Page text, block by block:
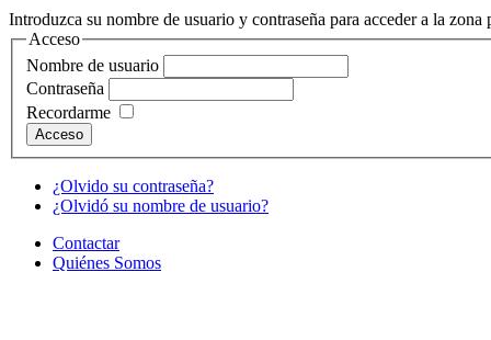
Introduzca su nombre de usuario y contraseña para acceder a la zona
Acceso
Nombre de usuario
Contraseña
Recordarme
¿Olvido su contraseña?
¿Olvidó su nombre de usuario?
Contactar
Quiénes Somos